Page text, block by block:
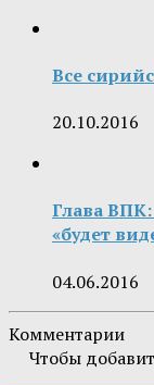
Все
20.10.2016
Глава
«будет
04.06.2016
Комментарии
Чтобы